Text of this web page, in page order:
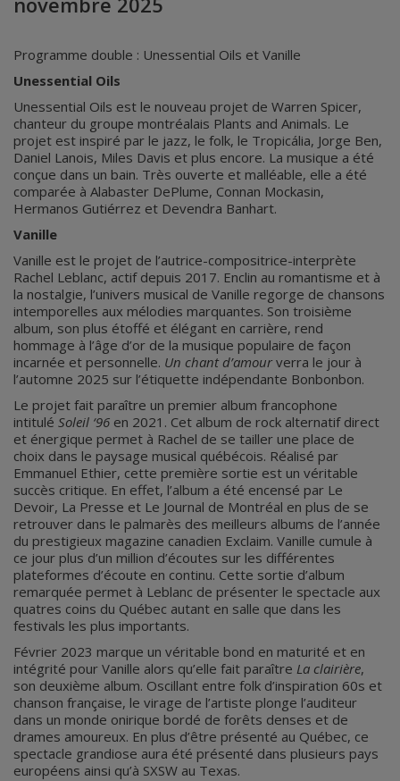
Programme double : Unessential Oils et Vanille
Unessential Oils
Unessential Oils est le nouveau projet de Warren Spicer,
chanteur du groupe montréalais Plants and Animals. Le
projet est inspiré par le jazz, le folk, le Tropicália, Jorge Ben,
Daniel Lanois, Miles Davis et plus encore. La musique a été
conçue dans un bain. Très ouverte et malléable, elle a été
comparée à Alabaster DePlume, Connan Mockasin,
Hermanos Gutiérrez et Devendra Banhart.
Vanille
Vanille est le projet de l’autrice-compositrice-interprète
Rachel Leblanc, actif depuis 2017. Enclin au romantisme et à
la nostalgie, l’univers musical de Vanille regorge de chansons
intemporelles aux mélodies marquantes. Son troisième
album, son plus étoffé et élégant en carrière, rend
hommage à l’âge d’or de la musique populaire de façon
incarnée et personnelle. Un chant d’amourverra le jour à
l’automne 2025 sur l’étiquette indépendante Bonbonbon.
Le projet fait paraître un premier album francophone
intitulé Soleil ‘96 en 2021. Cet album de rock alternatif direct
et énergique permet à Rachel de se tailler une place de
choix dans le paysage musical québécois. Réalisé par
Emmanuel Ethier, cette première sortie est un véritable
succès critique.​ ​En effet, l’album a été encensé par Le
Devoir, La Presse et Le Journal de Montréal en plus de se
retrouver dans le palmarès des meilleurs albums de l’année
du prestigieux magazine canadien Exclaim. Vanille cumule à
ce jour plus d’un million d’écoutes sur les différentes
plateformes d’écoute en continu. Cette sortie d’album
remarquée permet à Leblanc de présenter le spectacle aux
quatres coins du Québec autant en salle que dans les
festivals les plus importants.
Février 2023 marque un véritable bond en maturité et en
intégrité pour Vanille alors qu’elle fait paraître La clairière,
son deuxième album. Oscillant entre folk d’inspiration 60s et
chanson française, le virage de l’artiste plonge l’auditeur
dans un monde onirique bordé de forêts denses et de
drames amoureux. En plus d’être présenté au Québec, ce
spectacle grandiose aura été présenté dans plusieurs pays
européens ainsi qu’à SXSW au Texas.